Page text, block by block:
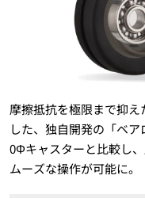
摩擦抵抗を極限まで抑
した、独自開発の「ベ
0Φキャスターと比較し
ムーズな操作が可能に。